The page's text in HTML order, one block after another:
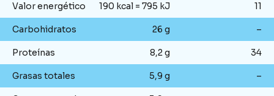
Valor energético 190 kcal = 795 kJ 11
Carbohidratos 26 g –
Proteínas 8,2 g 34
Grasas totales 5,9 g –